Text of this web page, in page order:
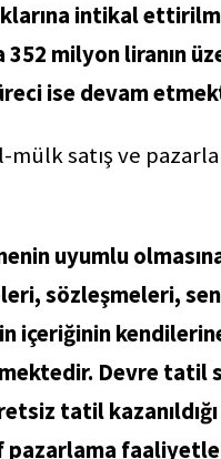
intikal
milyon liranın
ise devam
mülk satış ve
uyumlu
sözleşmeleri,
içeriğinin
Devre tatil
tatil
pazarlama